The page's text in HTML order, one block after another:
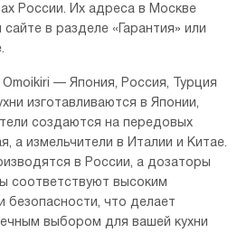
России. Их адреса в Москве
в разделе «Гарантия» или
— Япония, Россия, Турция
изготавливаются в Японии,
создаются на передовых
а измельчители в Италии и Китае.
в России, а дозаторы
соответствуют высоким
безопасности, что делает
выбором для вашей кухни